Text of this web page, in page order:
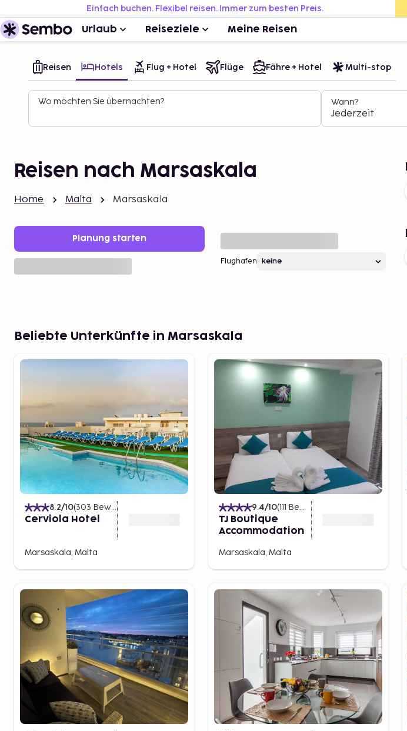
Einfach buchen. Flexibel reisen. Immer zum besten Preis.
Urlaub Reiseziele Meine Reisen
Reisen Hotels Flug + Hotel Flüge Fähre + Hotel Multi-stop
Wo möchten Sie übernachten? Wann?
Jederzeit
Reisen nach Marsaskala
Home Malta Marsaskala
Planung starten
Flughafen
Beliebte Unterkünfte in Marsaskala
8.2/10(303 Bewertungen
Cerviola Hotel
Marsaskala, Malta
9.4/10(111 Bewertungen
TJ Boutique
Accommodation
Marsaskala, Malta